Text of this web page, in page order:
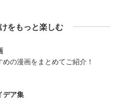
をもっと楽しむ
の漫画をまとめてご紹介！
デア集